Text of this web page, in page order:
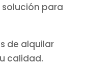
para
de alquilar
calidad.